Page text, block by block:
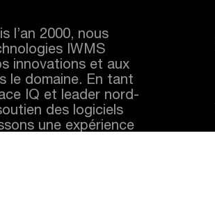
l’an 2000, nous
IWMS
innovations et aux
le domaine. En tant
IQ et leader nord-
des logiciels
une expérience